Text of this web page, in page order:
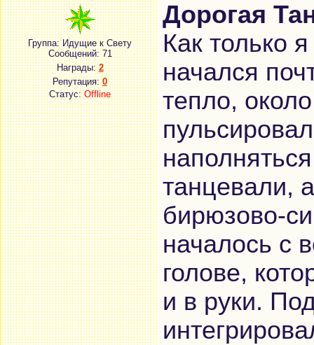
Группа: Идущие к Свету
Сообщений:71
Награды:2
Репутация:0
Статус:Offline
Дорогая
Как только
начался
тепло,
танцевали,
бирюзово-
началось с
голове,
и в руки.